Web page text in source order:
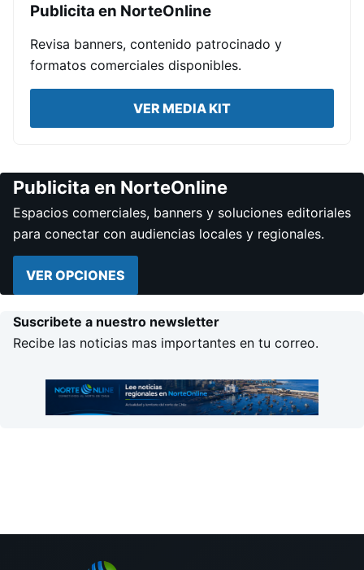
Publicita en NorteOnline
Revisa banners, contenido patrocinado y
formatos comerciales disponibles.
VER MEDIA KIT
Publicita en NorteOnline
Espacios comerciales, banners y soluciones editoriales
para conectar con audiencias locales y regionales.
VER OPCIONES
Suscribete a nuestro newsletter
Recibe las noticias mas importantes en tu correo.